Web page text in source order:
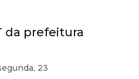
da prefeitura
23